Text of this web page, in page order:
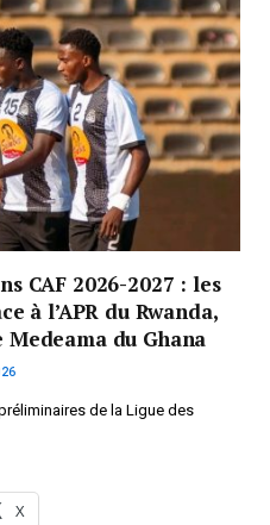
CAF 2026-2027 : les
à l’APR du Rwanda,
du Ghana
de la Ligue des
X